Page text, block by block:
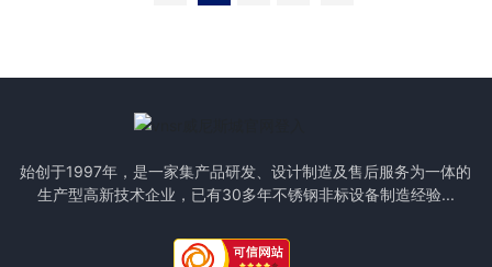
始创于1997年，是一家集产品研发、设计制造及售后服务为一体的
生产型高新技术企业，已有30多年不锈钢非标设备制造经验...